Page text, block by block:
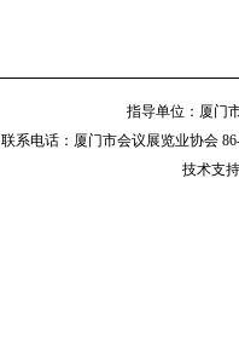
指导单位：厦
联系电话：厦门市会议展览业协会
技术支